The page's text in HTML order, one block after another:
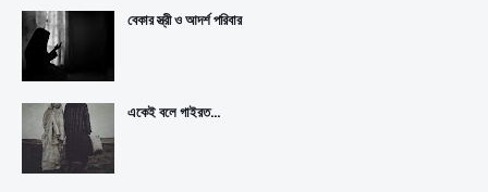
বেকার স্ত্রী ও আদর্শ পরিবার
একেই বলে গাইরত...